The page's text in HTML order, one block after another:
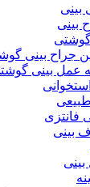
بینی
بینی
جراح بینی
عمل بینی
فانتزی
بینی